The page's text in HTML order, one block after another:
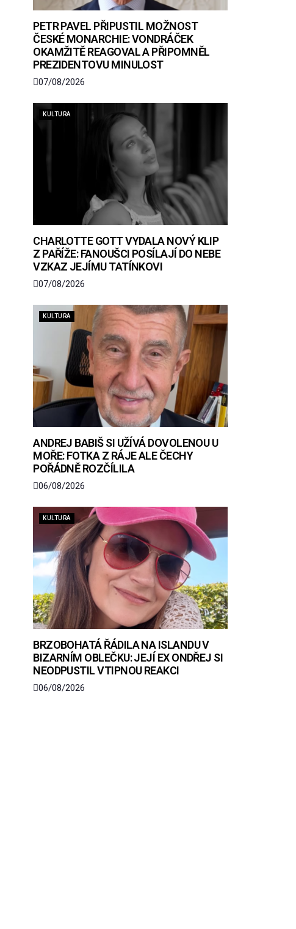
PETR PAVEL PŘIPUSTIL MOŽNOST
ČESKÉ MONARCHIE: VONDRÁČEK
OKAMŽITĚ REAGOVAL A PŘIPOMNĚL
PREZIDENTOVU MINULOST
07/08/2026
KULTURA
CHARLOTTE GOTT VYDALA NOVÝ KLIP
Z PAŘÍŽE: FANOUŠCI POSÍLAJÍ DO NEBE
VZKAZ JEJÍMU TATÍNKOVI
07/08/2026
KULTURA
ANDREJ BABIŠ SI UŽÍVÁ DOVOLENOU U
MOŘE: FOTKA Z RÁJE ALE ČECHY
POŘÁDNĚ ROZČÍLILA
06/08/2026
KULTURA
BRZOBOHATÁ ŘÁDILA NA ISLANDU V
BIZARNÍM OBLEČKU: JEJÍ EX ONDŘEJ SI
NEODPUSTIL VTIPNOU REAKCI
06/08/2026